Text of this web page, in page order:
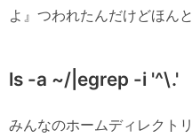
よ』つわれたんだけどほん
ls -a ~/|egrep -i '^\.'
みんなのホームディレクト